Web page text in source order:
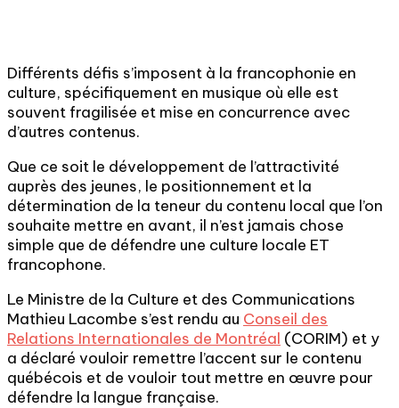
Différents défis s’imposent à la francophonie en
culture, spécifiquement en musique où elle est
souvent fragilisée et mise en concurrence avec
d’autres contenus.
Que ce soit le développement de l’attractivité
auprès des jeunes, le positionnement et la
détermination de la teneur du contenu local que l’on
souhaite mettre en avant, il n’est jamais chose
simple que de défendre une culture locale ET
francophone.
Le Ministre de la Culture et des Communications
Mathieu Lacombe s’est rendu au Conseil des
Relations Internationales de Montréal (CORIM) et y
a déclaré vouloir remettre l’accent sur le contenu
québécois et de vouloir tout mettre en œuvre pour
défendre la langue française.